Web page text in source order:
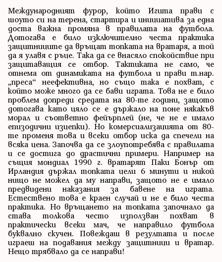
Международният фурор, който Игита прави с
шоуто си на терена, стартира и инициатива за една
доста важна промяна в правилата на футбола.
Дотогава е било изключително честа практика
защитниците да връщат топката на вратаря, а той
да я улавя с ръце. Така да се внасяло спокойствие при
защитаващия се отбор. Тактиката не само, че
отнема от динамиката на футбола и прави т.нар.
„преса“ неефективна, но също така е похват, с
който може много да се бави играта. Това не е било
проблем допреди средата на 80-те години, защото
дотогава като цяло се е държало на поне някакъв
морал и съответно фейърплей (не, че не е имало
епизодични изцепки). Но комерсиализацията от 80-
те променя това и всеки отбор иска да спечели на
всяка цена. Започва да се злоупотребява с правилата
и се достига до драстични примери. Например на
същия мондиал 1990 г. вратарят Паки Бонър от
Ирландия държал топката цели 6 минути и никой
нищо не можел да му направи, защото не е имало
предвидени наказания за бавене на играта.
Естествено това е краен случай и не е било честа
практика. Но връщането на топката започнало да
става толкова често използван похват в
практически всеки мач, че направило футбола
буквално скучен. Повеждаш в резултата и после
играеш на подавания между защитници и вратар.
Нещо трябвало да се направи!